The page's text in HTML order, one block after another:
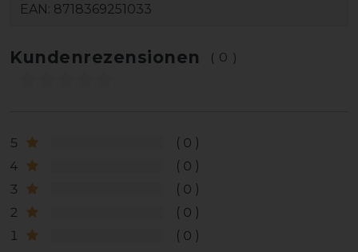
EAN: 8718369251033
Kundenrezensionen (0)
5
0
4
0
3
0
2
0
1
0